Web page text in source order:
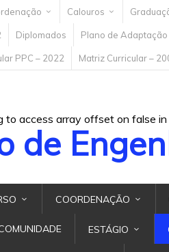
Calouros
Diplomados Plano de
PPC – 2022 Matriz Curricular –
to access array offset on false in
de
COORDENAÇÃO
ESTÁGIO